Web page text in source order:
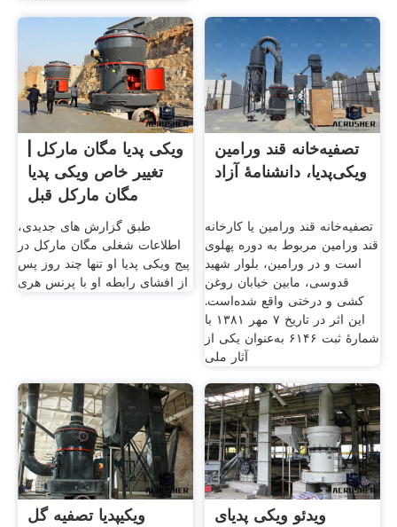
ویکی پدیا مگان مارکل |
تغییر خاص ویکی پدیا
مگان مارکل قبل
طبق گزارش های جدیدی،
اطلاعات شغلی مگان مارکل در
پیج ویکی پدیا او تنها چند روز پس
از افشای رابطه او با پرنس هری
تصفیه‌خانه قند ورامین
ویکی‌پدیا، دانشنامهٔ آزاد
تصفیه‌خانه قند ورامین یا کارخانه
قند ورامین مربوط به دوره پهلوی
است و در ورامین، بلوار شهید
قدوسی، مابین خیابان روغن
کشی و درختی واقع شده‌است.
این اثر در تاریخ ۷ مهر ۱۳۸۱ با
شمارهٔ ثبت ۶۱۴۶ به‌عنوان یکی از
آثار ملی
ویکیپدیا تصفیه گل ویدئو ویکی پدیای